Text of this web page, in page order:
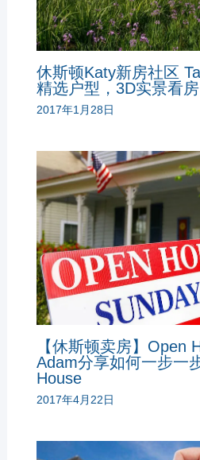
休斯顿Katy新房社区
精选户型，3D实景看房
2017年1月28日
【休斯顿卖房】Open
Adam分享如何一步一
House
2017年4月22日